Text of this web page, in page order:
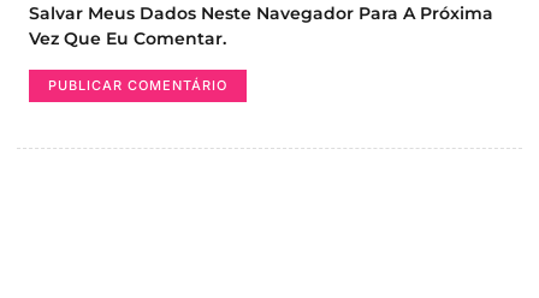
Salvar Meus Dados Neste Navegador Para A Próxima
Vez Que Eu Comentar.